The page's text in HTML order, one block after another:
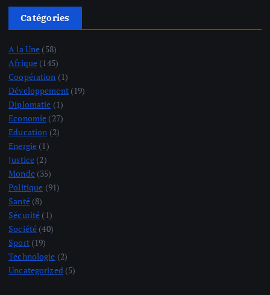
Catégories
A la Une (58)
Afrique (145)
Coopération (1)
Développement(19)
Diplomatie (1)
Economie (27)
Education (2)
Energie (1)
Justice (2)
Monde(35)
Politique (91)
Santé(8)
Sécurité (1)
Société (40)
Sport(19)
Technologie (2)
Uncategorized(5)